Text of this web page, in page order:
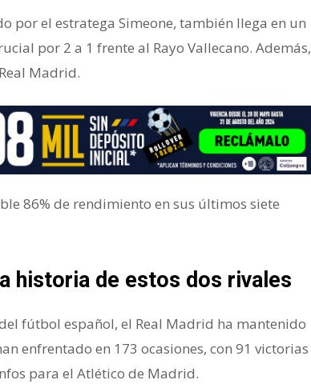
por el estratega Simeone, también llega en un
por 2 a 1 frente al Rayo Vallecano. Además,
Madrid.
86% de rendimiento en sus últimos siete
historia de estos dos rivales
fútbol español, el Real Madrid ha mantenido
enfrentado en 173 ocasiones, con 91 victorias
para el Atlético de Madrid.